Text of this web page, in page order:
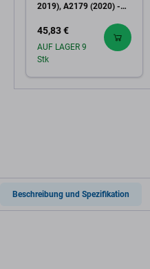
2019), A2179 (2020) -
4379mAh
45,83 €
AUF LAGER 9
Stk
Beschreibung und Spezifikation